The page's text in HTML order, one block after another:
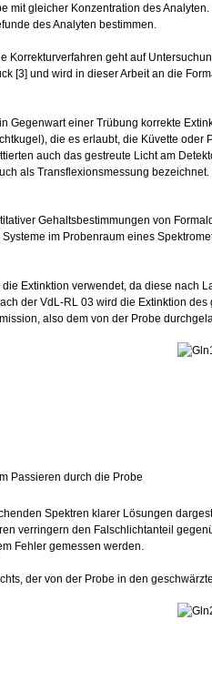
mit gleicher Konzentration des
des Analyten bestimmen.
Korrekturverfahren geht auf
[3] und wird in dieser Arbeit an die
Gegenwart einer Trübung korrekte
die es erlaubt, die Küvette
auch das gestreute Licht am
als Transflexionsmessung
Gehaltsbestimmungen von
im Probenraum eines
Extinktion verwendet, da diese nach
der VdL-RL 03 wird die Extinktion
also dem von der Probe
Passieren durch die Probe
Spektren klarer Lösungen
verringern den Falschlichtanteil
Fehler gemessen werden.
der von der Probe in den